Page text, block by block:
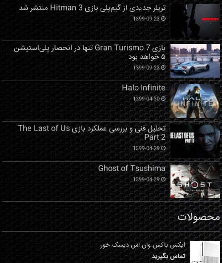
تریلر جدیدی از گیم‌پلی بازی Hitman 3 منتشر شد
1399-09-23
بازی Gran Turismo 7 تنها در انحصار پلی‌استیشن
۵ خواهد بود
1399-09-23
Halo Infinite
1399-04-30
تحلیل فنی و بررسی عملکرد بازی The Last of Us
Part 2
1399-04-29
Ghost of Tsushima
1399-04-29
محصولات
ایکس باکس وان اس دیسک خور
تماس بگیرید